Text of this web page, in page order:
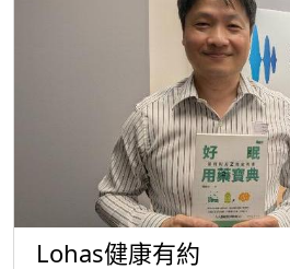
Lohas健康有約